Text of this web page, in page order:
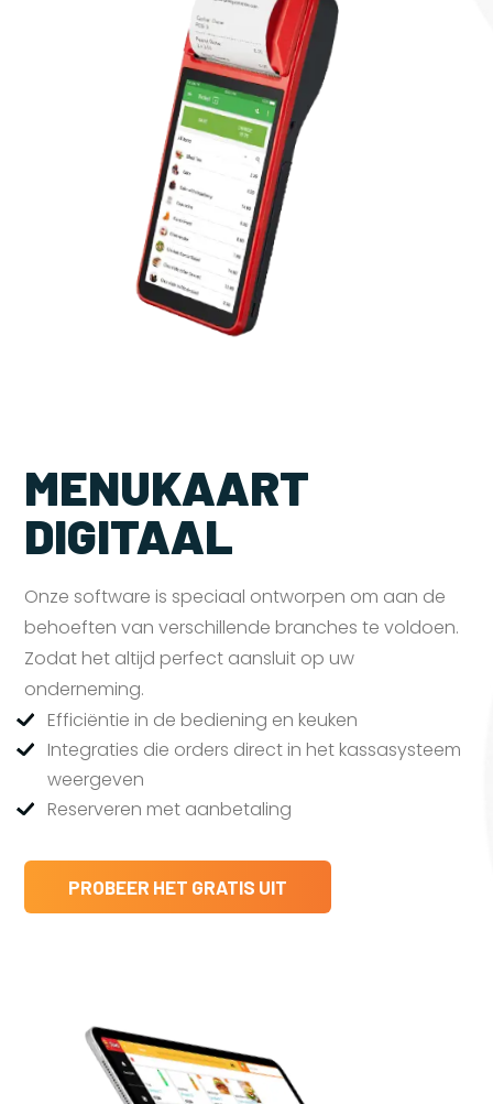
MENUKAART
DIGITAAL
Onze software is speciaal ontworpen om aan de
behoeften van verschillende branches te voldoen.
Zodat het altijd perfect aansluit op uw
onderneming.
Efficiëntie in de bediening en keuken
Integraties die orders direct in het kassasysteem
weergeven
Reserveren met aanbetaling
PROBEER HET GRATIS UIT